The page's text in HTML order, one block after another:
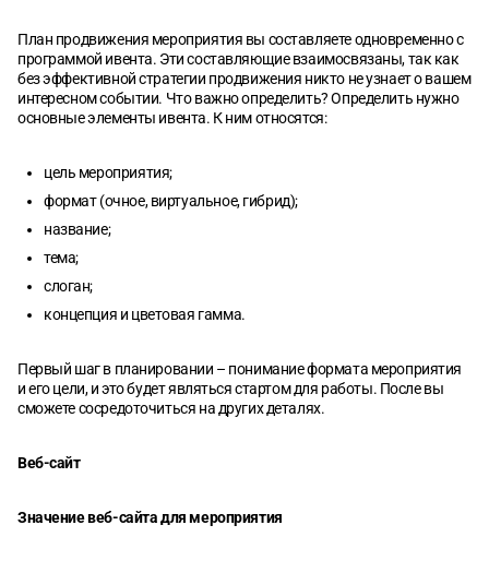
План продвижения мероприятия вы составляете одновременно с
программой ивента. Эти составляющие взаимосвязаны, так как
без эффективной стратегии продвижения никто не узнает о вашем
интересном событии. Что важно определить? Определить нужно
основные элементы ивента. К ним относятся:
цель мероприятия;
формат (очное, виртуальное, гибрид);
название;
тема;
слоган;
концепция и цветовая гамма.
Первый шаг в планировании – понимание формата мероприятия
и его цели, и это будет являться стартом для работы. После вы
сможете сосредоточиться на других деталях.
Веб-сайт
Значение веб-сайта для мероприятия